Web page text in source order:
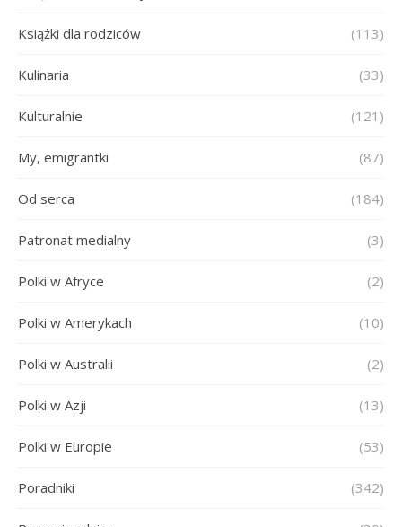
Książki dla rodziców (113)
Kulinaria (33)
Kulturalnie (121)
My, emigrantki (87)
Od serca (184)
Patronat medialny (3)
Polki w Afryce (2)
Polki w Amerykach (10)
Polki w Australii (2)
Polki w Azji (13)
Polki w Europie (53)
Poradniki (342)